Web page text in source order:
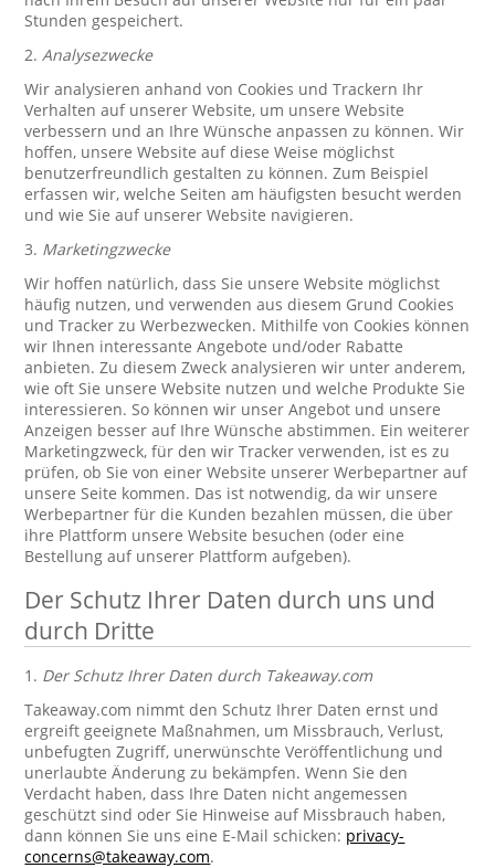
Stunden gespeichert.
2.Analysezwecke
Wir analysieren anhand von Cookies und Trackern Ihr
Verhalten auf unserer Website, um unsere Website
verbessern und an Ihre Wünsche anpassen zu können. Wir
hoffen, unsere Website auf diese Weise möglichst
benutzerfreundlich gestalten zu können. Zum Beispiel
erfassen wir, welche Seiten am häufigsten besucht werden
und wie Sie auf unserer Website navigieren.
3. Marketingzwecke
Wir hoffen natürlich, dass Sie unsere Website möglichst
häufig nutzen, und verwenden aus diesem Grund Cookies
und Tracker zu Werbezwecken. Mithilfe von Cookies können
wir Ihnen interessante Angebote und/oder Rabatte
anbieten. Zu diesem Zweck analysieren wir unter anderem,
wie oft Sie unsere Website nutzen und welche Produkte Sie
interessieren. So können wir unser Angebot und unsere
Anzeigen besser auf Ihre Wünsche abstimmen. Ein weiterer
Marketingzweck, für den wir Tracker verwenden, ist es zu
prüfen, ob Sie von einer Website unserer Werbepartner auf
unsere Seite kommen. Das ist notwendig, da wir unsere
Werbepartner für die Kunden bezahlen müssen, die über
ihre Plattform unsere Website besuchen (oder eine
Bestellung auf unserer Plattform aufgeben).
Der Schutz Ihrer Daten durch uns und
durch Dritte
1. Der Schutz Ihrer Daten durch Takeaway.com
Takeaway.com nimmt den Schutz Ihrer Daten ernst und
ergreift geeignete Maßnahmen, um Missbrauch, Verlust,
unbefugten Zugriff, unerwünschte Veröffentlichung und
unerlaubte Änderung zu bekämpfen. Wenn Sie den
Verdacht haben, dass Ihre Daten nicht angemessen
geschützt sind oder Sie Hinweise auf Missbrauch haben,
dann können Sie uns eine E-Mail schicken: privacy-
concerns@takeaway.com.